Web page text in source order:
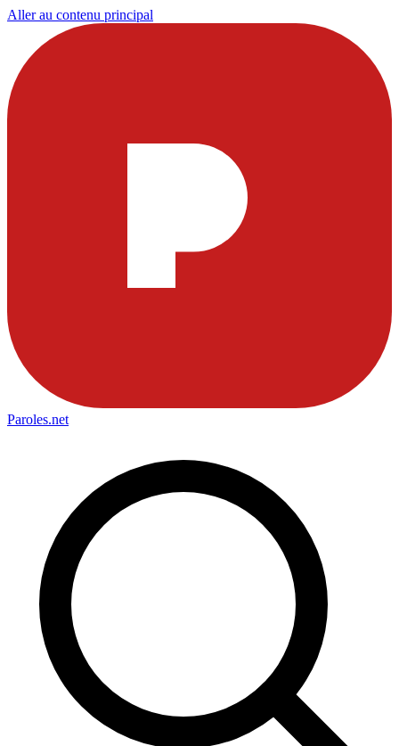
Aller au contenu principal
Paroles.net